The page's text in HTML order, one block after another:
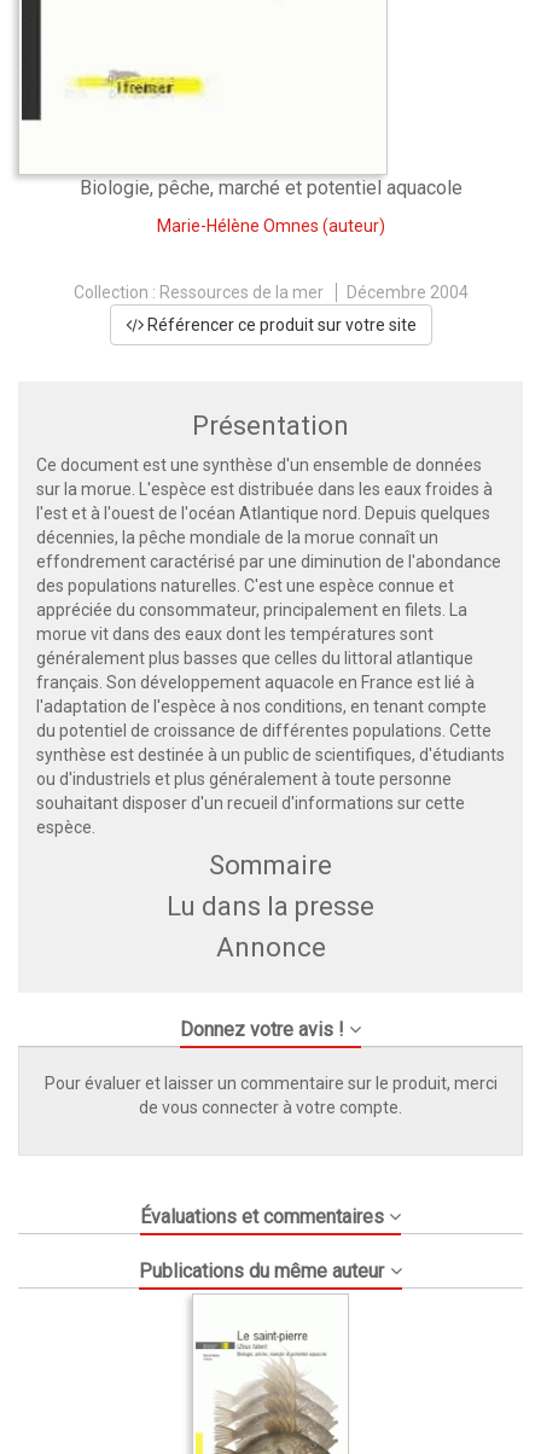
Biologie, pêche, marché et potentiel aquacole
Marie-Hélène Omnes (auteur)
Collection : Ressources de la mer
Décembre 2004
Référencer ce produit sur votre site
Présentation
Ce document est une synthèse d'un ensemble de données
sur la morue. L'espèce est distribuée dans les eaux froides à
l'est et à l'ouest de l'océan Atlantique nord. Depuis quelques
décennies, la pêche mondiale de la morue connaît un
effondrement caractérisé par une diminution de l'abondance
des populations naturelles. C'est une espèce connue et
appréciée du consommateur, principalement en filets. La
morue vit dans des eaux dont les températures sont
généralement plus basses que celles du littoral atlantique
français. Son développement aquacole en France est lié à
l'adaptation de l'espèce à nos conditions, en tenant compte
du potentiel de croissance de différentes populations. Cette
synthèse est destinée à un public de scientifiques, d'étudiants
ou d'industriels et plus généralement à toute personne
souhaitant disposer d'un recueil d'informations sur cette
espèce.
Sommaire
Lu dans la presse
Annonce
Donnez votre avis !
Pour évaluer et laisser un commentaire sur le produit, merci
de vous connecter à votre compte.
Évaluations et commentaires
Publications du même auteur